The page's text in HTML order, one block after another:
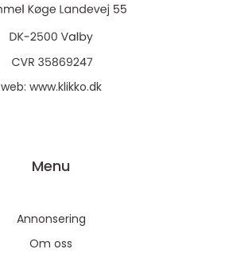
web: www.klikko.dk
Menu
Annonsering
Om oss